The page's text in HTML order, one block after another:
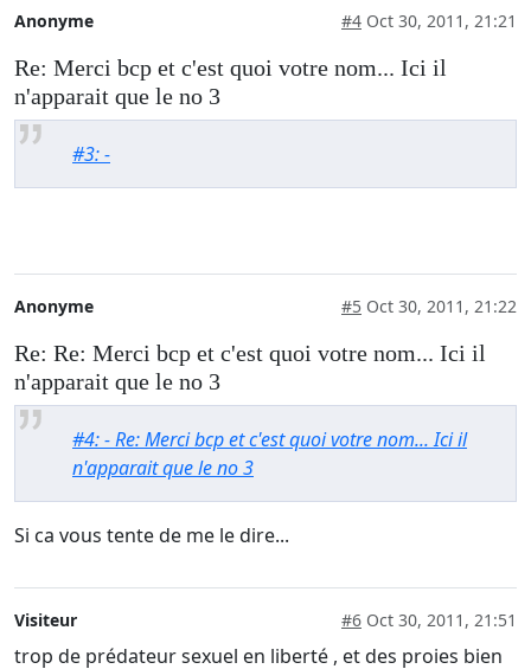
Anonyme #4 Oct 30, 2011, 21:21
Re: Merci bcp et c'est quoi votre nom... Ici il
n'apparait que le no 3
#3: -
Anonyme #5 Oct 30, 2011, 21:22
Re: Re: Merci bcp et c'est quoi votre nom... Ici il
n'apparait que le no 3
#4: - Re: Merci bcp et c'est quoi votre nom... Ici il
n'apparait que le no 3
Si ca vous tente de me le dire...
Visiteur #6 Oct 30, 2011, 21:51
trop de prédateur sexuel en liberté , et des proies bien